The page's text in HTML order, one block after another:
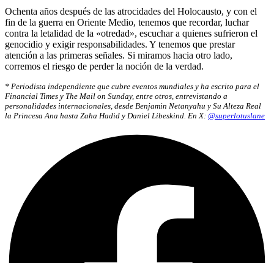
Ochenta años después de las atrocidades del Holocausto, y con el
fin de la guerra en Oriente Medio, tenemos que recordar, luchar
contra la letalidad de la «otredad», escuchar a quienes sufrieron el
genocidio y exigir responsabilidades. Y tenemos que prestar
atención a las primeras señales. Si miramos hacia otro lado,
corremos el riesgo de perder la noción de la verdad.
* Periodista independiente que cubre eventos mundiales y ha escrito para el
Financial Times y The Mail on Sunday, entre otros, entrevistando a
personalidades internacionales, desde Benjamin Netanyahu y Su Alteza Real
la Princesa Ana hasta Zaha Hadid y Daniel Libeskind. En X: @superlotuslane